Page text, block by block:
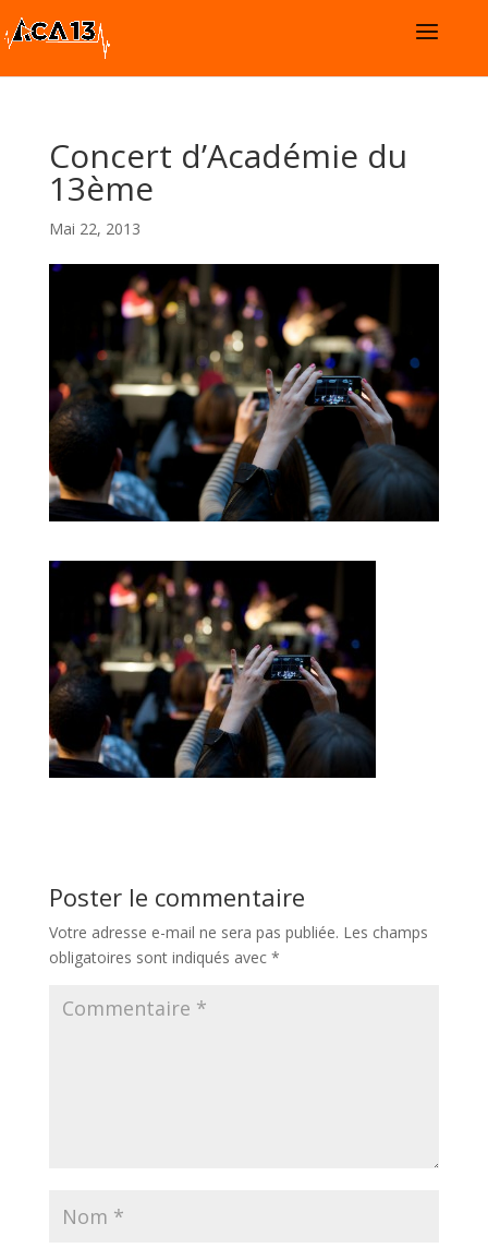
Concert d’Académie du
13ème
Mai 22, 2013
Poster le commentaire
Votre adresse e-mail ne sera pas publiée. Les champs
obligatoires sont indiqués avec *